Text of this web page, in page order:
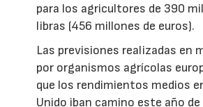
para los agricultores de 390
libras (456 millones de euros).
Las previsiones realizadas en
por organismos agrícolas
que los rendimientos medios
Unido iban camino este año de